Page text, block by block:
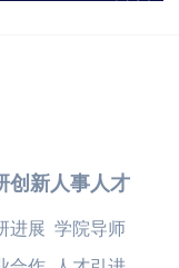
创新
进展
人事人才
学院导师